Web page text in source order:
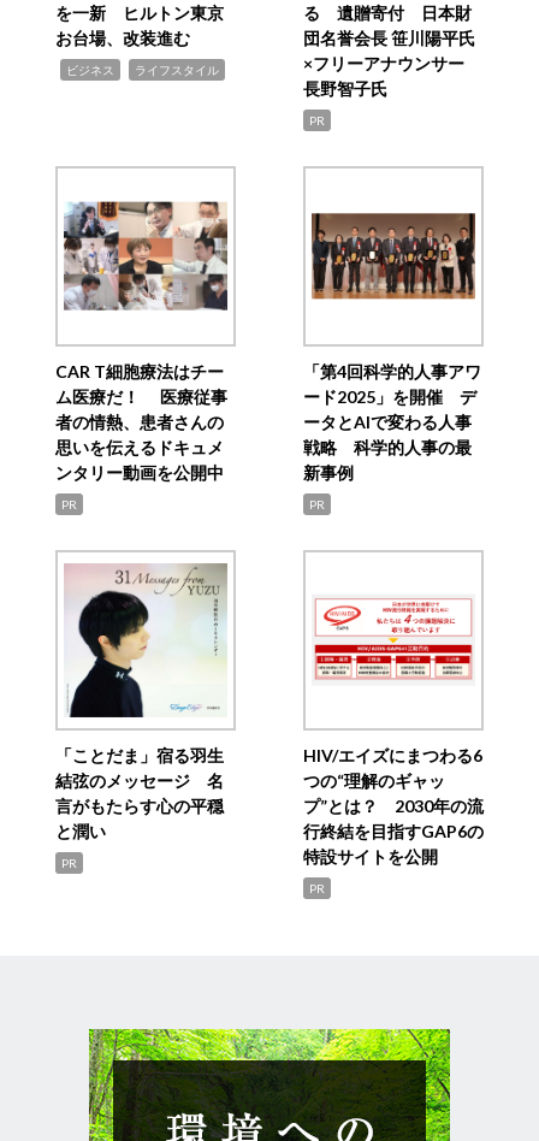
を一新 ヒルトン東京
お台場、改装進む
ビジネス ライフスタイル
る 遺贈寄付 日本財
団名誉会長 笹川陽平氏
×フリーアナウンサー
長野智子氏
PR
CAR T細胞療法はチー
ム医療だ！ 医療従事
者の情熱、患者さんの
思いを伝えるドキュメ
ンタリー動画を公開中
PR
「第4回科学的人事アワ
ード2025」を開催 デ
ータとAIで変わる人事
戦略 科学的人事の最
新事例
PR
「ことだま」宿る羽生
結弦のメッセージ 名
言がもたらす心の平穏
と潤い
PR
HIV/エイズにまつわる6
つの“理解のギャッ
プ”とは？ 2030年の流
行終結を目指すGAP6の
特設サイトを公開
PR